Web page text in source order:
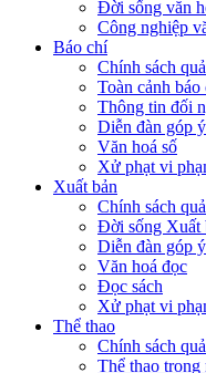
Đời sống văn
Công nghiệp
Báo chí
Chính sách
Toàn cảnh báo
Thông tin đối
Diễn đàn góp
Văn hoá số
Xử phạt vi
Xuất bản
Chính sách
Đời sống Xuất
Diễn đàn góp
Văn hoá đọc
Đọc sách
Xử phạt vi
Thể thao
Chính sách
Thể thao trong